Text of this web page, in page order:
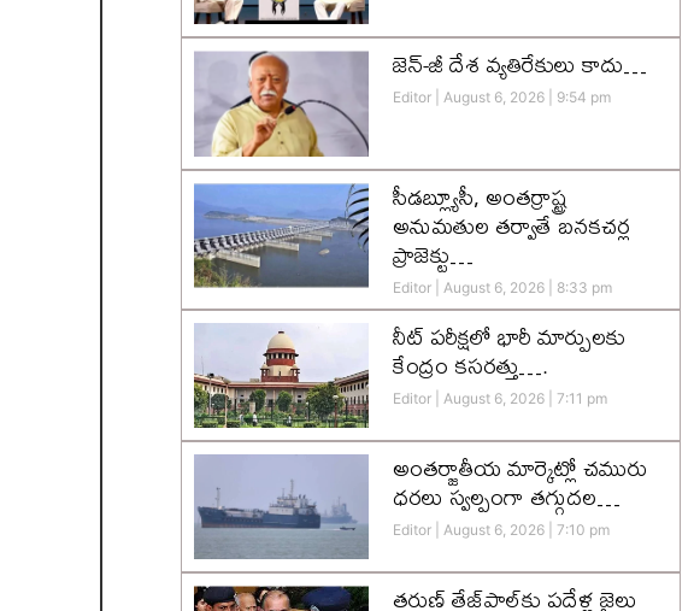
జెన్-జీ దేశ వ్యతిరేకులు కాదు…
Editor August 6, 2026 9:54 pm
సీడబ్ల్యూసీ, అంతర్రాష్ట్ర
అనుమతుల తర్వాతే బనకచర్ల
ప్రాజెక్టు…
Editor August 6, 2026 8:33 pm
నీట్ పరీక్షలో భారీ మార్పులకు
కేంద్రం కసరత్తు….
Editor August 6, 2026 7:11 pm
అంతర్జాతీయ మార్కెట్లో చమురు
ధరలు స్వల్పంగా తగ్గుదల…
Editor August 6, 2026 7:10 pm
తరుణ్ తేజ్‌పాల్‌కు పదేళ్ల జైలు